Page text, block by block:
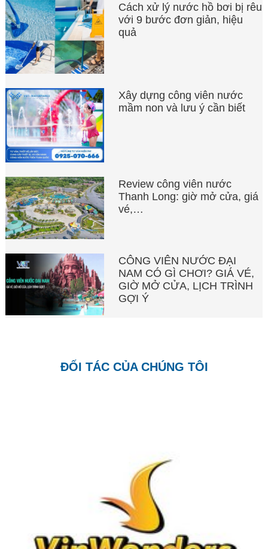
Cách xử lý nước hồ bơi bị rêu
với 9 bước đơn giản, hiệu
quả
Xây dựng công viên nước
mầm non và lưu ý cần biết
Review công viên nước
Thanh Long: giờ mở cửa, giá
vé,…
CÔNG VIÊN NƯỚC ĐẠI
NAM CÓ GÌ CHƠI? GIÁ VÉ,
GIỜ MỞ CỬA, LỊCH TRÌNH
GỢI Ý
ĐỐI TÁC CỦA CHÚNG TÔI